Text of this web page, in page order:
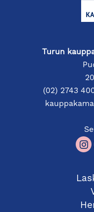
Turun
(02) 2743